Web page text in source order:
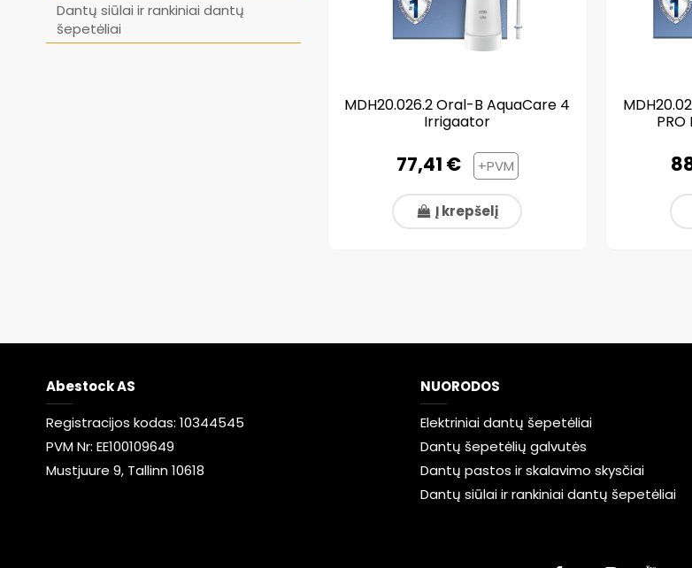
MDH20.026.2 Oral-B AquaCare 4
Irrigaator
77,41 € +PVM
Į krepšelį
PRO
Dantų siūlai ir rankiniai dantų
šepetėliai
Abestock AS
Registracijos kodas: 10344545
PVM Nr: EE100109649
Mustjuure 9, Tallinn 10618
NUORODOS
Elektriniai dantų šepetėliai
Dantų šepetėlių galvutės
Dantų pastos ir skalavimo skysčiai
Dantų siūlai ir rankiniai dantų šepetėliai